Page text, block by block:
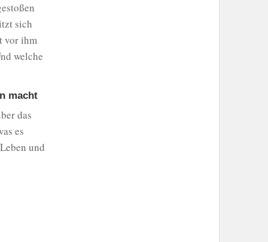
sich
vor ihm
welche
macht
das
es
und